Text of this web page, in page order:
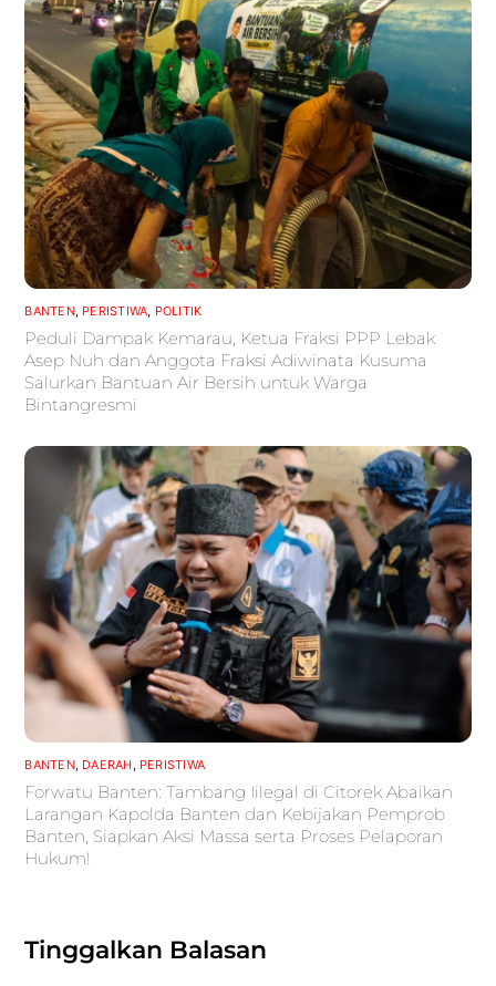
BANTEN, PERISTIWA, POLITIK
Peduli Dampak Kemarau, Ketua Fraksi PPP Lebak
Asep Nuh dan Anggota Fraksi Adiwinata Kusuma
Salurkan Bantuan Air Bersih untuk Warga
Bintangresmi
BANTEN, DAERAH, PERISTIWA
Forwatu Banten: Tambang Iilegal di Citorek Abaikan
Larangan Kapolda Banten dan Kebijakan Pemprob
Banten, Siapkan Aksi Massa serta Proses Pelaporan
Hukum!
Tinggalkan Balasan